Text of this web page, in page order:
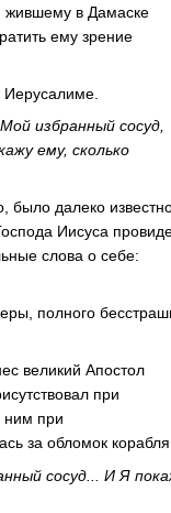
жившему в Дамаске
ему зрение
Иерусалиме.
избранный сосуд,
ему, сколько
было далеко
Иисуса
слова о себе:
полного
великий Апостол
при
ним при
за обломок
сосуд... И Я